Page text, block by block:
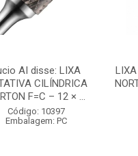
AI disse: LIXA
CILÍNDRICA
F=C – 12 × ...
Código: 10397
Embalagem: PC